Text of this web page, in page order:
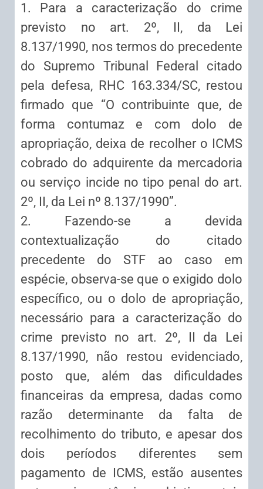
1. Para a caracterização do crime
previsto no art. 2º, II, da Lei
8.137/1990, nos termos do precedente
do Supremo Tribunal Federal citado
pela defesa, RHC 163.334/SC, restou
firmado que “O contribuinte que, de
forma contumaz e com dolo de
apropriação, deixa de recolher o ICMS
cobrado do adquirente da mercadoria
ou serviço incide no tipo penal do art.
2º, II, da Lei nº 8.137/1990”.
2. Fazendo-se a devida
contextualização do citado
precedente do STF ao caso em
espécie, observa-se que o exigido dolo
específico, ou o dolo de apropriação,
necessário para a caracterização do
crime previsto no art. 2º, II da Lei
8.137/1990, não restou evidenciado,
posto que, além das dificuldades
financeiras da empresa, dadas como
razão determinante da falta de
recolhimento do tributo, e apesar dos
dois períodos diferentes sem
pagamento de ICMS, estão ausentes